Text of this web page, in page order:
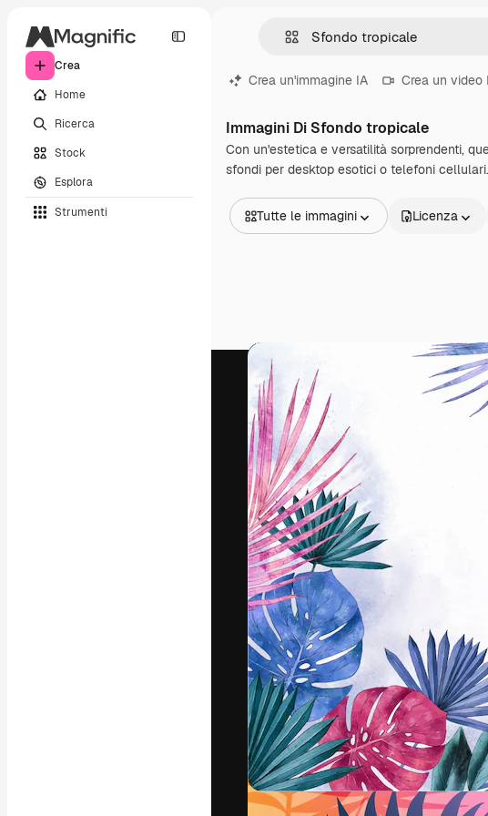
Crea
Home
Ricerca
Stock
Esplora
Strumenti
Crea un'immagine IA Crea un video
Immagini Di Sfondo tropicale
Con un'estetica e versatilità sorprendenti,
sfondi per desktop esotici o telefoni
Tutte le immagini
Video
Clip video
Motion graphic
Modelli di video
Icone
Modelli 3D
Font
Licenza
La piattaforma creativa per
migliori lavori. Oltre 1 milione
creativi, imprese, agenzie e
Italiano